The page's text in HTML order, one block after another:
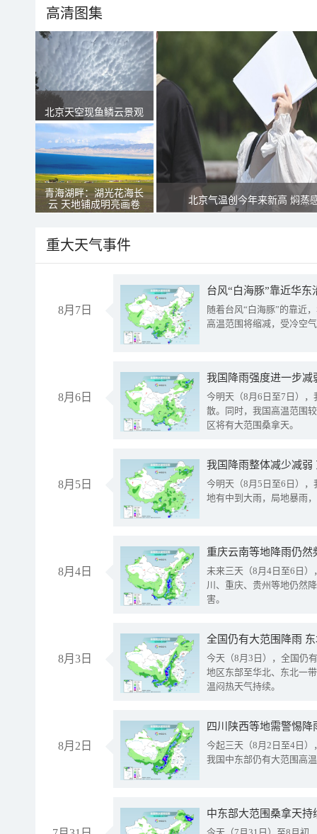
高清图集
北京天空现鱼鳞云景观
青海湖畔：湖光花海长
云 天地铺成明亮画卷
北京气温创今年来新高 焖蒸
重大天气事件
8月7日
台风“白海豚”靠近华
随着台风“白海豚”的靠近
高温范围将缩减，受冷空
8月6日
今明天（8月6日至7日）
散。同时，我国高温范围
区将有大范围桑拿天。
8月5日
我国降雨整体减少减弱
今明天（8月5日至6日）
地有中到大雨，局地暴雨
8月4日
重庆云南等地降雨仍然
未来三天（8月4日至6日
川、重庆、贵州等地仍然
害。
8月3日
全国仍有大范围降雨
今天（8月3日），全国仍
地区东部至华北、东北一
温闷热天气持续。
8月2日
今起三天（8月2日至4日
我国中东部仍有大范围高
中东部大范围桑拿天